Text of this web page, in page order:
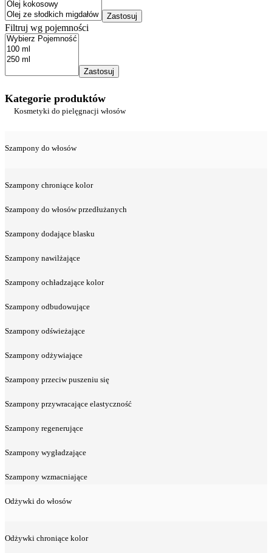
Zastosuj
Filtruj wg pojemności
Zastosuj
Kategorie produktów
Kosmetyki do pielęgnacji włosów
Szampony do włosów
Szampony chroniące kolor
Szampony do włosów przedłużanych
Szampony dodające blasku
Szampony nawilżające
Szampony ochładzające kolor
Szampony odbudowujące
Szampony odświeżające
Szampony odżywiające
Szampony przeciw puszeniu się
Szampony przywracające elastyczność
Szampony regenerujące
Szampony wygładzające
Szampony wzmacniające
Odżywki do włosów
Odżywki chroniące kolor